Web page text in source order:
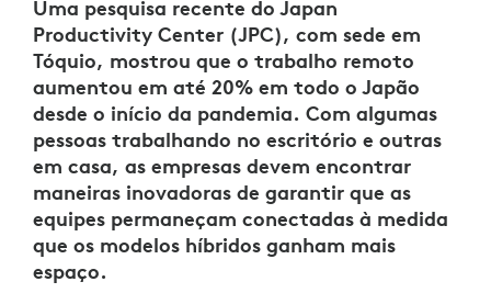
Uma pesquisa recente do Japan
Productivity Center (JPC), com sede em
Tóquio, mostrou que o trabalho remoto
aumentou em até 20% em todo o Japão
desde o início da pandemia. Com algumas
pessoas trabalhando no escritório e outras
em casa, as empresas devem encontrar
maneiras inovadoras de garantir que as
equipes permaneçam conectadas à medida
que os modelos híbridos ganham mais
espaço.